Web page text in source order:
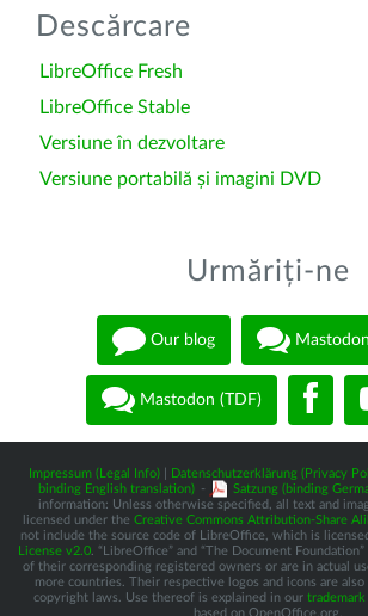
Descărcare
LibreOffice Fresh
LibreOffice Stable
Versiune în dezvoltare
Versiune portabilă și imagini DVD
Urmăriți-ne
Our blog
Mastodon (TDF)
Impressum (Legal Info) Datenschutzerklärung (Privacy
binding English translation) - Satzung (binding
information: Unless otherwise specified, all text and
licensed under the Creative Commons Attribution-Share
not include the source code of LibreOffice, which is
License v2.0 . “LibreOffice” and “The Document
of their corresponding registered owners or are in actual
more countries. Their respective logos and icons are
copyright laws. Use thereof is explained in our
based on OpenOffice.org.